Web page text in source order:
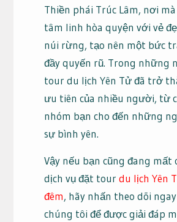
Thiền phái Trúc Lâm, nơi
tâm linh hòa quyện với vẻ
núi rừng, tạo nên một bức
đầy quyến rũ. Trong những
tour du lịch Yên Tử đã trở
ưu tiên của nhiều người, từ
nhóm bạn cho đến những
sự bình yên.
Vậy nếu bạn cũng đang mất
dịch vụ đặt tour du lịch Yên
đêm, hãy nhấn theo dõi
chúng tôi để được giải đáp